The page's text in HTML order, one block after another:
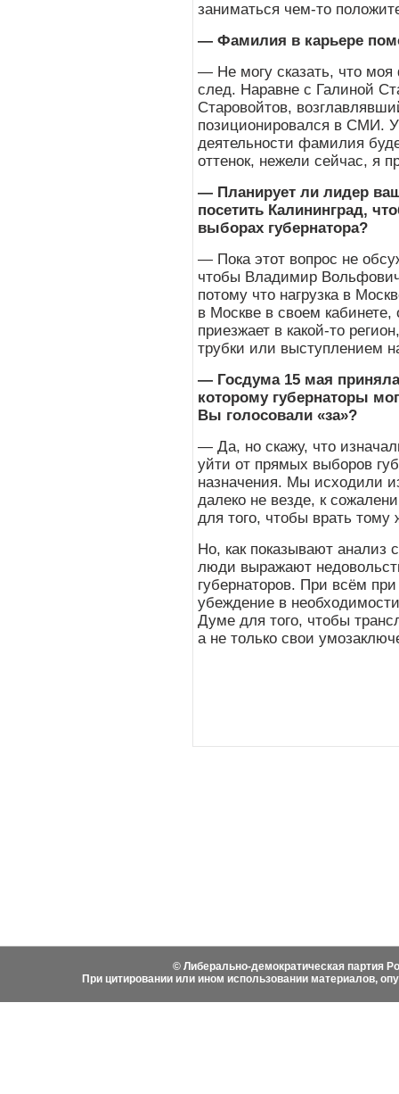
заниматься чем-то
— Фамилия в карьере
— Не могу сказать, что
след. Наравне с Галиной
Старовойтов,
позиционировался в СМИ.
деятельности фамилия
оттенок, нежели сейчас, я
— Планирует ли лидер
посетить Калининград,
выборах губернатора?
— Пока этот вопрос не
чтобы Владимир
потому что нагрузка в
в Москве в своем
приезжает в какой-то
трубки или выступлением
— Госдума 15 мая
которому губернаторы
Вы голосовали «за»?
— Да, но скажу, что
уйти от прямых выборов
назначения. Мы исходили
далеко не везде, к
для того, чтобы врать
Но, как показывают анализ
люди выражают
губернаторов. При всём
убеждение в
Думе для того, чтобы
а не только свои
© Либерально-демократическая партия
При цитировании или ином использовании материалов,